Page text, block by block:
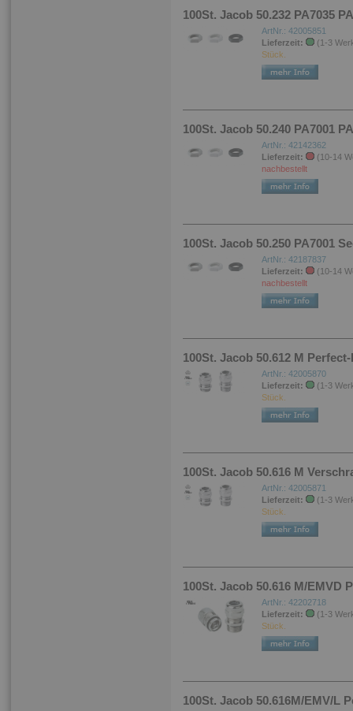
100St. Jacob 50.232 PA7035
ArtNr.: 42005851
Lieferzeit:
(1-3
Stück.
100St. Jacob 50.240 PA7001
ArtNr.: 42142362
Lieferzeit:
(10-14
nachbestellt
100St. Jacob 50.250 PA7001
ArtNr.: 42187837
Lieferzeit:
(10-14
nachbestellt
100St. Jacob 50.612 M
ArtNr.: 42005870
Lieferzeit:
(1-3
Stück.
100St. Jacob 50.616 M
ArtNr.: 42005871
Lieferzeit:
(1-3
Stück.
100St. Jacob 50.616 M/EMVD
ArtNr.: 42202718
Lieferzeit:
(1-3
Stück.
100St. Jacob 50.616M/EMV/L